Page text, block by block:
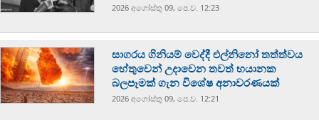
2026 අගෝස්‍තු 09, පෙ.ව. 12:23
සාගරය ගිනියම් වෙද්දී එල්නිනෝ තත්ත්වය
හේතුවෙන් උදාවෙන තවත් භයානක
බලපෑමක් ගැන විශේෂ අනාවරණයක්
2026 අගෝස්‍තු 09, පෙ.ව. 12:21